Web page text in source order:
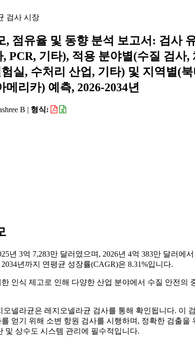
검사 시장
, 점유율 및 동향 분석 보고서: 검사
PCR, 기타), 적용 분야별(수질 검사,
실, 수처리 산업, 기타) 및 지역별(
리카) 예측, 2026-2034년
B | 형식:
년 3억 7,283만 달러였으며, 2026년 4억 383만 달러에
년까지 연평균 성장률(CAGR)은 8.31%입니다.
인식 제고로 인해 다양한 산업 분야에서 수질 안전의
넬라균은 레지오넬라균 검사를 통해 확인됩니다. 이
얻기 위해 소변 항원 검사를 시행하며, 정확한 검출을
및 상수도 시스템 관리에 필수적입니다.